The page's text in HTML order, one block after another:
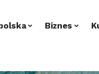
Biznes